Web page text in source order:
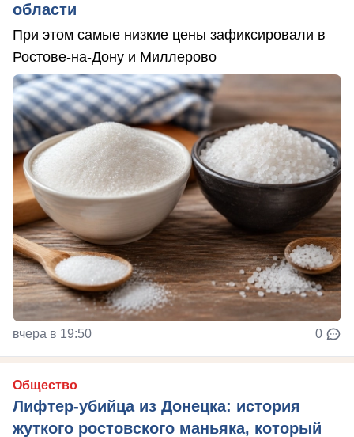
области
При этом самые низкие цены зафиксировали в
Ростове-на-Дону и Миллерово
вчера в 19:50 0
Общество
Лифтер-убийца из Донецка: история
жуткого ростовского маньяка, который